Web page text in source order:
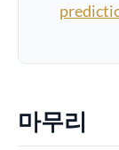
마무리